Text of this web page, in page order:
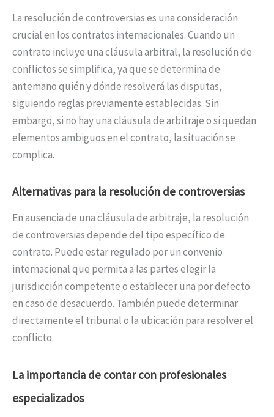
La resolución de controversias es una consideración
crucial en los contratos internacionales. Cuando un
contrato incluye una cláusula arbitral, la resolución de
conflictos se simplifica, ya que se determina de
antemano quién y dónde resolverá las disputas,
siguiendo reglas previamente establecidas. Sin
embargo, si no hay una cláusula de arbitraje o si quedan
elementos ambiguos en el contrato, la situación se
complica.
Alternativas para la resolución de controversias
En ausencia de una cláusula de arbitraje, la resolución
de controversias depende del tipo específico de
contrato. Puede estar regulado por un convenio
internacional que permita a las partes elegir la
jurisdicción competente o establecer una por defecto
en caso de desacuerdo. También puede determinar
directamente el tribunal o la ubicación para resolver el
conflicto.
La importancia de contar con profesionales
especializados